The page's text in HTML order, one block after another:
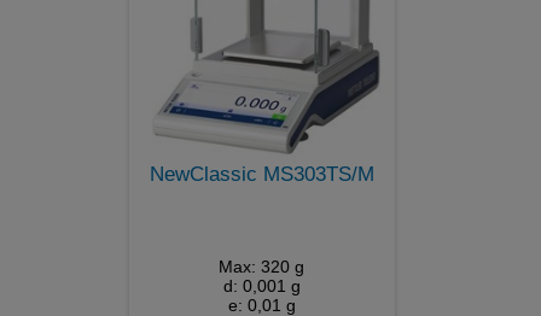
NewClassic MS303TS/M
Max: 320 g
d: 0,001 g
e: 0,01 g